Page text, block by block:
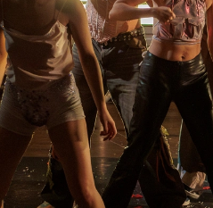
Extras
Available for Touring
Archiv
MITSPIELEN
Macht Wahn Sinn
Kinder Kunst